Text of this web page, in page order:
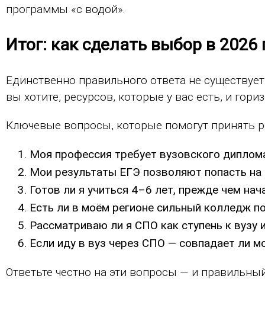
программы «с водой».
Итог: как сделать выбор в 2026
Единственно правильного ответа не
вы хотите, ресурсов, которые у вас есть, и
Ключевые вопросы, которые помогут принять
Моя профессия требует вузовского
Мои результаты ЕГЭ позволяют попасть
Готов ли я учиться 4–6 лет, прежде чем
Есть ли в моём регионе сильный колледж
Рассматриваю ли я СПО как ступень к вузу
Если иду в вуз через СПО — совпадает ли
Ответьте честно на эти вопросы — и